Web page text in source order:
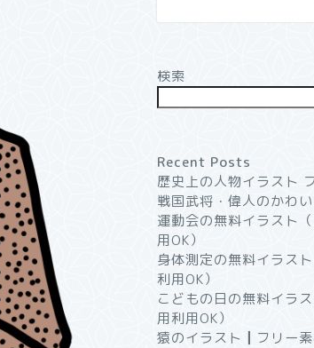
検索
Recent Posts
歴史上の人物イラスト
戦国武将・偉人のかわ
運動会の無料イラスト
用OK）
身体測定の無料イラス
利用OK）
こどもの日の無料イラ
用利用OK）
猿のイラスト┃フリー素